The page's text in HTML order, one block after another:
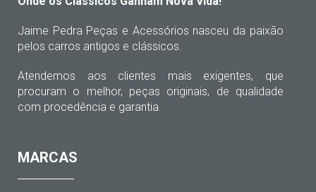
Jaime Pedra Peças e Acessórios nasceu da paixão
pelos carros antigos e clássicos.
Atendemos aos clientes mais exigentes, que
procuram o melhor, peças originais, de qualidade
com procedência e garantia.
MARCAS